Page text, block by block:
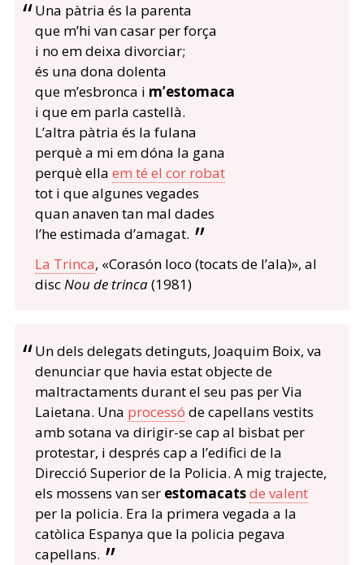
Una pàtria és la parenta
que m’hi van casar per força
i no em deixa divorciar;
és una dona dolenta
que m’esbronca i m’estomaca
i que em parla castellà.
L’altra pàtria és la fulana
perquè a mi em dóna la gana
perquè ella em té el cor robat
tot i que algunes vegades
quan anaven tan mal dades
l’he estimada d’amagat.
La Trinca, «Corasón loco (tocats de l’ala)», al
discNou de trinca(1981)
Un dels delegats detinguts, Joaquim Boix, va
denunciar que havia estat objecte de
maltractaments durant el seu pas per Via
Laietana. Una processó de capellans vestits
amb sotana va dirigir-se cap al bisbat per
protestar, i després cap a l’edifici de la
Direcció Superior de la Policia. A mig trajecte,
els mossens van ser estomacatsde valent
per la policia. Era la primera vegada a la
catòlica Espanya que la policia pegava
capellans.